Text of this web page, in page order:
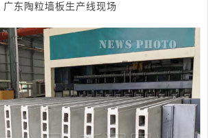
广东陶粒墙板生产线现场